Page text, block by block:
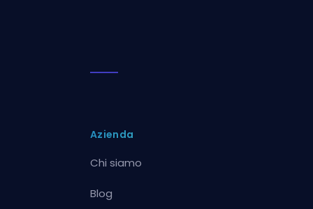
Azienda
Chi siamo
Blog